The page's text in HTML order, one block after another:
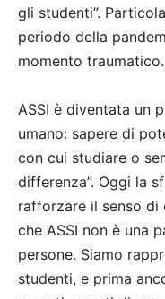
gli studenti”.
periodo della
momento traumatico.
ASSI è diventata un
umano: sapere di
con cui studiare o
differenza”. Oggi la
rafforzare il senso di
che ASSI non è una
persone. Siamo
studenti, e prima